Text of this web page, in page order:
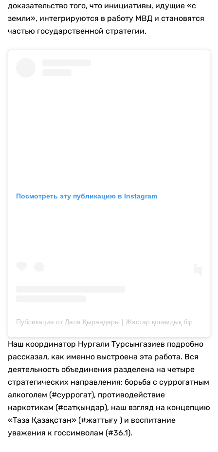
доказательство того, что инициативы, идущие «с
земли», интегрируются в работу МВД и становятся
частью государственной стратегии.
Посмотреть эту публикацию в Instagram
Публикация от Дала Қырандары | Жастар қоғамдық бірлестігі (@qyrandary.kz)
Наш координатор Нургали Турсынгазиев подробно
рассказал, как именно выстроена эта работа. Вся
деятельность объединения разделена на четыре
стратегических направления: борьба с суррогатным
алкоголем (#суррогат), противодействие
наркотикам (#сатқындар), наш взгляд на концепцию
«Таза Қазақстан» (#жаттығу ) и воспитание
уважения к госсимволам (#36.1).